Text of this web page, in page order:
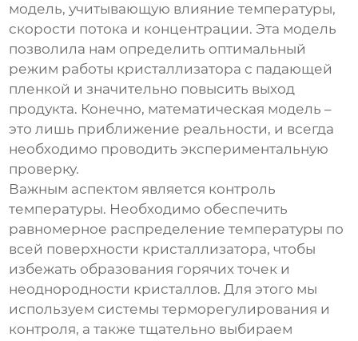
модель, учитывающую влияние температуры,
скорости потока и концентрации. Эта модель
позволила нам определить оптимальный
режим работы кристаллизатора с падающей
пленкой и значительно повысить выход
продукта. Конечно, математическая модель –
это лишь приближение реальности, и всегда
необходимо проводить экспериментальную
проверку.
Важным аспектом является контроль
температуры. Необходимо обеспечить
равномерное распределение температуры по
всей поверхности кристаллизатора, чтобы
избежать образования горячих точек и
неоднородности кристаллов. Для этого мы
используем системы терморегулирования и
контроля, а также тщательно выбираем